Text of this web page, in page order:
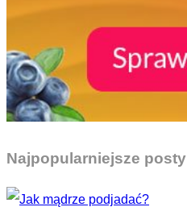
Najpopularniejsze posty